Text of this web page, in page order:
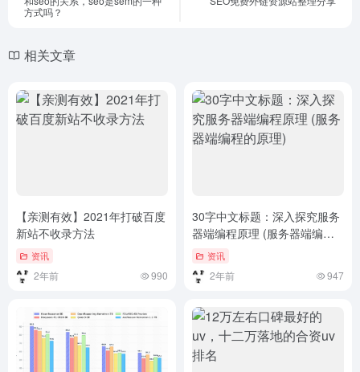
方式吗？
相关文章
【亲测有效】2021年打破百度
新站不收录方法
资讯
2年前 990
30字中文标题：深入探究服务
器端编程原理 (服务器端编程
的原理)
资讯
2年前 947